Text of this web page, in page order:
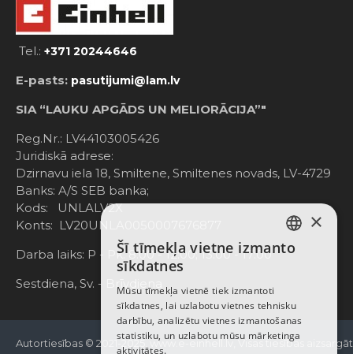
Tel.: +371 20244646
E-pasts: pasutijumi@lam.lv
SIA “LAUKU APGĀDS UN MELIORĀCIJA”"
Reg.Nr.: LV44103005426
Juridiskā adrese:
Dzirnavu iela 18, Smiltene, Smiltenes novads, LV-4729
Banks: A/S SEB banka;
Kods: UNLALV2X
Konts: LV20UNLA0050007676877
Darba laiks: P - Pk. 8:00 - 12:00; 13:00 - 17:00
Sestdiena, Sv. - Brīvdiena
Autortiesības © 2021-2025, www.e-einhell.lv, Visas tiesības
LATVIAN
ENGLISH
×
Šī tīmekļa vietne izmanto
sīkdatnes
Mūsu tīmekļa vietnē tiek izmantoti
sīkdatnes, lai uzlabotu vietnes tehnisku
darbību, analizētu vietnes izmantošanas
statistiku, un uzlabotu mūsu mārketinga
aktivitātes.